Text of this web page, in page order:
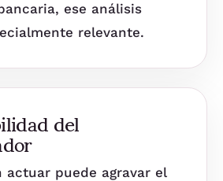
ese análisis
relevante.
del
actuar puede agravar el